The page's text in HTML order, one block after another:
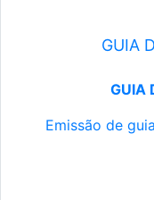
GUIA
GUIA
Emissão de